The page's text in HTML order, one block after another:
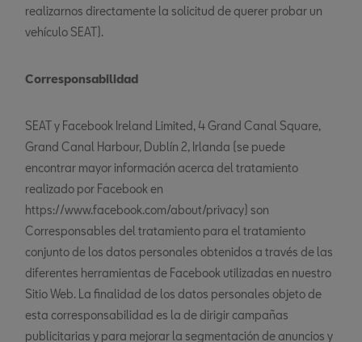
realizarnos directamente la solicitud de querer probar un
vehículo SEAT).
Corresponsabilidad
SEAT y Facebook Ireland Limited, 4 Grand Canal Square,
Grand Canal Harbour, Dublín 2, Irlanda (se puede
encontrar mayor información acerca del tratamiento
realizado por Facebook en
https://www.facebook.com/about/privacy) son
Corresponsables del tratamiento para el tratamiento
conjunto de los datos personales obtenidos a través de las
diferentes herramientas de Facebook utilizadas en nuestro
Sitio Web. La finalidad de los datos personales objeto de
esta corresponsabilidad es la de dirigir campañas
publicitarias y para mejorar la segmentación de anuncios y